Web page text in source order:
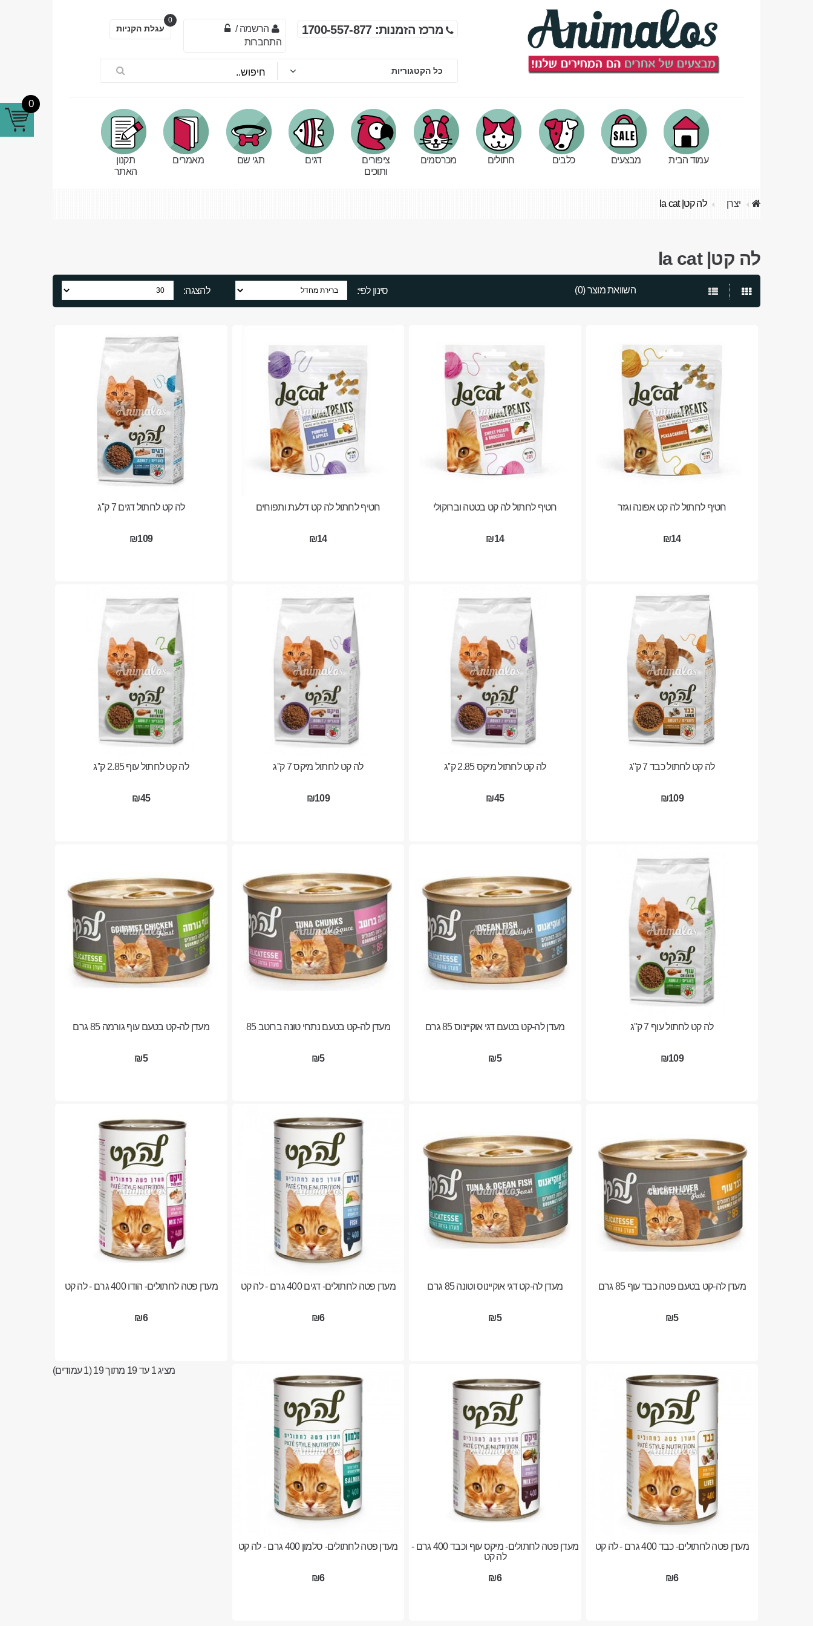
מרכז הזמנות: 1700-557-877 הרשמה/
התחברות
עגלת הקניות
0
עמוד הבית מבצעים כלבים חתולים מכרסמים
ציפורים
ותוכים
דגים תגי שם מאמרים
תקנון
האתר
יצרן לה קט| la cat
לה קט| la cat
השוואת מוצר (0) סינון לפי: להצגה:
חטיף לחתול לה קט אפונה וגזר
₪14
חטיף לחתול לה קט בטטה וברוקולי
₪14
חטיף לחתול לה קט דלעת ותפוחים
₪14
לה קט לחתול דגים 7 ק''ג
₪109
לה קט לחתול כבד 7 ק''ג
₪109
לה קט לחתול מיקס 2.85 ק''ג
₪45
לה קט לחתול מיקס 7 ק''ג
₪109
לה קט לחתול עוף 2.85 ק''ג
₪45
לה קט לחתול עוף 7 ק''ג
₪109
מעדן לה-קט בטעם דגי אוקיינוס 85 גרם
₪5
מעדן לה-קט בטעם נתחי טונה ברוטב 85
₪5
מעדן לה-קט בטעם עוף גורמה 85 גרם
₪5
מעדן לה-קט בטעם פטה כבד עוף 85 גרם
₪5
מעדן לה-קט דגי אוקיינוס וטונה 85 גרם
₪5
מעדן פטה לחתולים- דגים 400 גרם - לה קט
₪6
מעדן פטה לחתולים- הודו 400 גרם - לה קט
₪6
מעדן פטה לחתולים- כבד 400 גרם - לה קט
₪6
מעדן פטה לחתולים- מיקס עוף וכבד 400 גרם -
לה קט
₪6
מעדן פטה לחתולים- סלמון 400 גרם - לה קט
₪6
מציג 1 עד 19 מתוך 19 (1 עמודים)
0